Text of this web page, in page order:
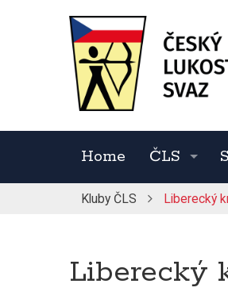
Home ČLS
Kluby ČLS Liberecký
Liberecký